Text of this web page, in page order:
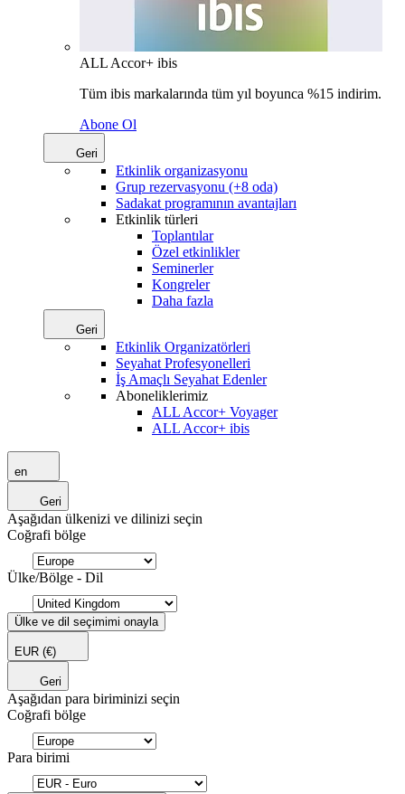
ALL Accor+ ibis
Tüm ibis markalarında tüm yıl boyunca %15 indirim.
Abone Ol
Geri
Etkinlik organizasyonu
Grup rezervasyonu (+8 oda)
Sadakat programının avantajları
Etkinlik türleri
Toplantılar
Özel etkinlikler
Seminerler
Kongreler
Daha fazla
Geri
Etkinlik Organizatörleri
Seyahat Profesyonelleri
İş Amaçlı Seyahat Edenler
Aboneliklerimiz
ALL Accor+ Voyager
ALL Accor+ ibis
en
Geri
Aşağıdan ülkenizi ve dilinizi seçin
Coğrafi bölge
Ülke/Bölge - Dil
Ülke ve dil seçimimi onayla
EUR (€)
Geri
Aşağıdan para biriminizi seçin
Coğrafi bölge
Para birimi